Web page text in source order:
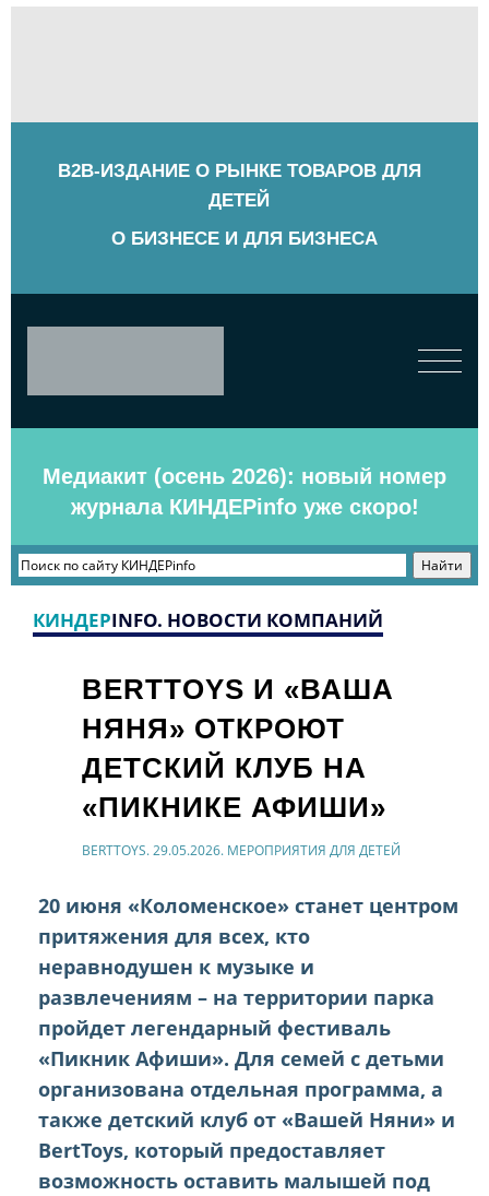
B2B-ИЗДАНИЕ О РЫНКЕ ТОВАРОВ ДЛЯ
ДЕТЕЙ
О БИЗНЕСЕ И ДЛЯ БИЗНЕСА
Медиакит (осень 2026): новый номер
журнала КИНДЕРinfo уже скоро!
КИНДЕРINFO. НОВОСТИ КОМПАНИЙ
BERTTOYS И «ВАША
НЯНЯ» ОТКРОЮТ
ДЕТСКИЙ КЛУБ НА
«ПИКНИКЕ АФИШИ»
BERTTOYS. 29.05.2026. МЕРОПРИЯТИЯ ДЛЯ ДЕТЕЙ
20 июня «Коломенское» станет центром
притяжения для всех, кто
неравнодушен к музыке и
развлечениям – на территории парка
пройдет легендарный фестиваль
«Пикник Афиши». Для семей с детьми
организована отдельная программа, а
также детский клуб от «Вашей Няни» и
BertToys, который предоставляет
возможность оставить малышей под